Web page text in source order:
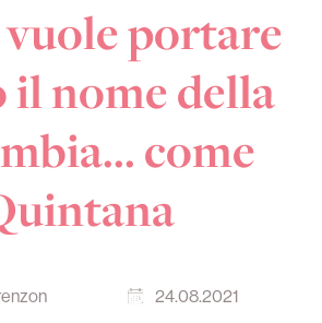
portare
il nome della
come
24.08.2021